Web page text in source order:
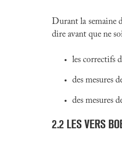
Durant la semaine
dire avant que ne
les correctifs
des mesures
des mesures
2.2 LES VERS